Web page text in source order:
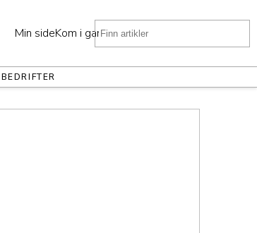
Min sideKom i gang
BEDRIFTER